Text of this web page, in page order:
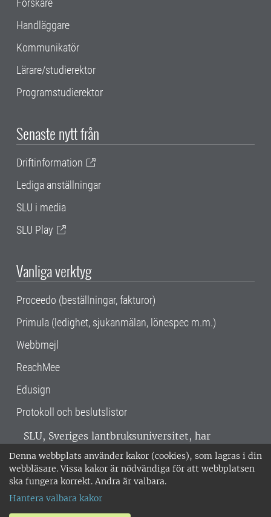
Denna webbplats använder kakor (cookies), som lagras i din
webbläsare. Vissa kakor är nödvändiga för att webbplatsen
ska fungera korrekt. Andra är valbara.
Hantera valbara kakor
Forskare
Handläggare
Kommunikatör
Lärare/studierektor
Programstudierektor
Senaste nytt från
Driftinformation
Lediga anställningar
SLU i media
SLU Play
Vanliga verktyg
Proceedo (beställningar, fakturor)
Primula (ledighet, sjukanmälan, lönespec m.m.)
Webbmejl
ReachMee
Edusign
Protokoll och beslutslistor
SLU, Sveriges lantbruksuniversitet, har
verksamhet över hela Sverige. Huvudorter är
Alnarp, Uppsala och Umeå.SLU är
miljöcertifierat enligt ISO 14001. •
018-67 10 00 • Org nr: 202100-2817 •